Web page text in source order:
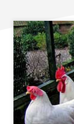
Птицы —
которого
перьями и
полета —
жизненных